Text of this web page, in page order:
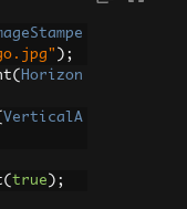
);
( Horizon
VerticalA
( true );